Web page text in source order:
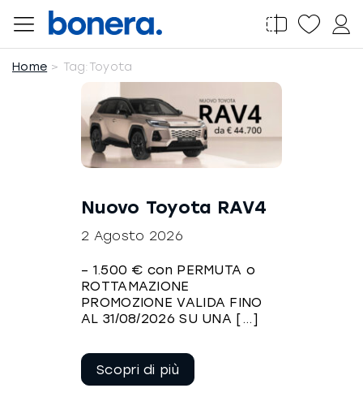
Salta
contenuto
Home Tag: Toyota
Nuovo Toyota RAV4
2 Agosto 2026
– 1.500 € con PERMUTA o
ROTTAMAZIONE
PROMOZIONE VALIDA FINO
AL 31/08/2026 SU UNA [...]
leggere